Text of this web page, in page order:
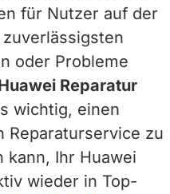
für Nutzer auf der
oder Probleme
Reparatur
wichtig, einen
Reparaturservice zu
kann, Ihr Huawei
wieder in Top-